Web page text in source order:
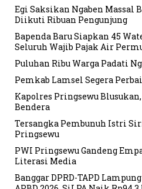
Egi Saksikan Ngaben Massal
Diikuti Ribuan Pengunjung
Bapenda Baru Siapkan 45
Seluruh Wajib Pajak Air
Puluhan Ribu Warga Padati
Pemkab Lamsel Segera
Kapolres Pringsewu
Bendera
Tersangka Pembunuh Istri
Pringsewu
PWI Pringsewu Gandeng
Literasi Media
Banggar DPRD-TAPD